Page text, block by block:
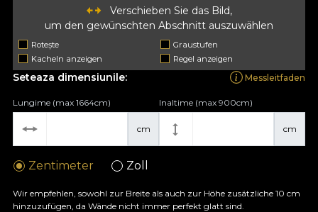
Verschieben Sie das Bild,
um den gewünschten Abschnitt auszuwählen
Rotește
Graustufen
Kacheln anzeigen
Regel anzeigen
Seteaza dimensiunile: Messleitfaden
cm
Lungime (max 1664cm)
cm
Inaltime (max 900cm)
Zentimeter Zoll
Wir empfehlen, sowohl zur Breite als auch zur Höhe zusätzliche 10 cm
hinzuzufügen, da Wände nicht immer perfekt glatt sind.